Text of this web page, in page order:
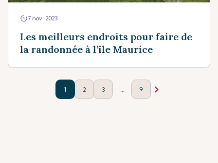
7 nov. 2023
Les meilleurs endroits pour faire de
la randonnée à l’île Maurice
1 2 3 9